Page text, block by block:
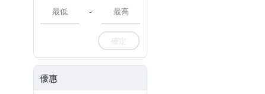
-
確定
優惠